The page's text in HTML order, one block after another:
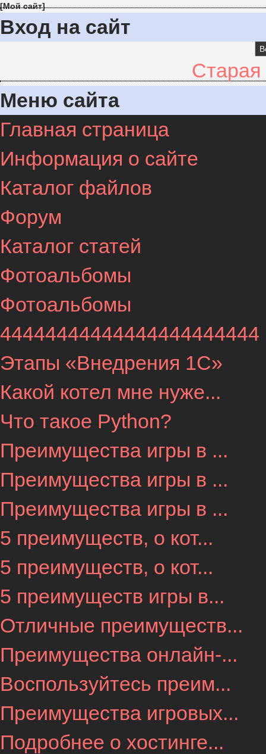
[Мой сайт]
Вход на сайт
Меню сайта
Главная страница
Информация о сайте
Каталог файлов
Форум
Каталог статей
Фотоальбомы
Фотоальбомы
44444444444444444444444
Этапы «Внедрения 1С»
Какой котел мне нуже...
Что такое Python?
Преимущества игры в ...
Преимущества игры в ...
Преимущества игры в ...
5 преимуществ, о кот...
5 преимуществ, о кот...
5 преимуществ игры в...
Отличные преимуществ...
Преимущества онлайн-...
Воспользуйтесь преим...
Преимущества игровых...
Подробнее о хостинге...